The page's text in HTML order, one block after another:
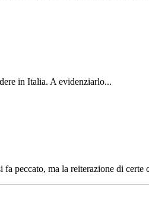
in Italia. A evidenziarlo...
peccato, ma la reiterazione di certe